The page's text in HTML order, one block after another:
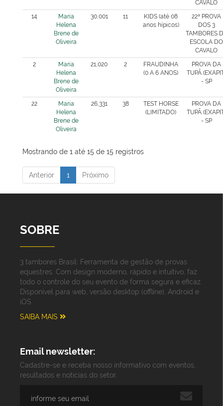
CAVALO
14
Maria
Helena
Brene de
Oliveira
30,001 11
KIDS (até 08
anos hípicos)
22ª PROVA
DOS 3
TAMBORES
ESCOLA DO
CAVALO
2
Maria
Helena
Brene de
Oliveira
21,020 2
FRAUDINHA
(0 A 6 ANOS)
PROVA DA
TUPÃ
- SP
22
Maria
Helena
Brene de
Oliveira
26,331 38
TEST HORSE
(LIMITADO)
PROVA DA
TUPÃ
- SP
Mostrando de 1 até 15 de 15 registros
Anterior 1 Próximo
SOBRE
3 tambores Brasil: Ferramenta de gestão de provas
equestres. Com design moderno, rápido e intuitivo, faz
todo o controle do seu evento de forma segura e eficaz.
Disponível para web, versão desktop (offline), Android e
iOS.
SAIBA MAIS
Email newsletter:
Cadastre-se e receba nosso informativo com eventos,
resultados e notícias do setor.